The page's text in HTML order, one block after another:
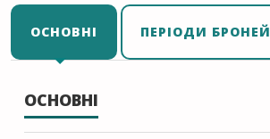
ОСНОВНІ ПЕРІОДИ БРОНЕЙ
ОСНОВНІ